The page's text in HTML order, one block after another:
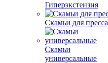
Гиперэкстензия
Скамьи для пресса
Скамьи
универсальные